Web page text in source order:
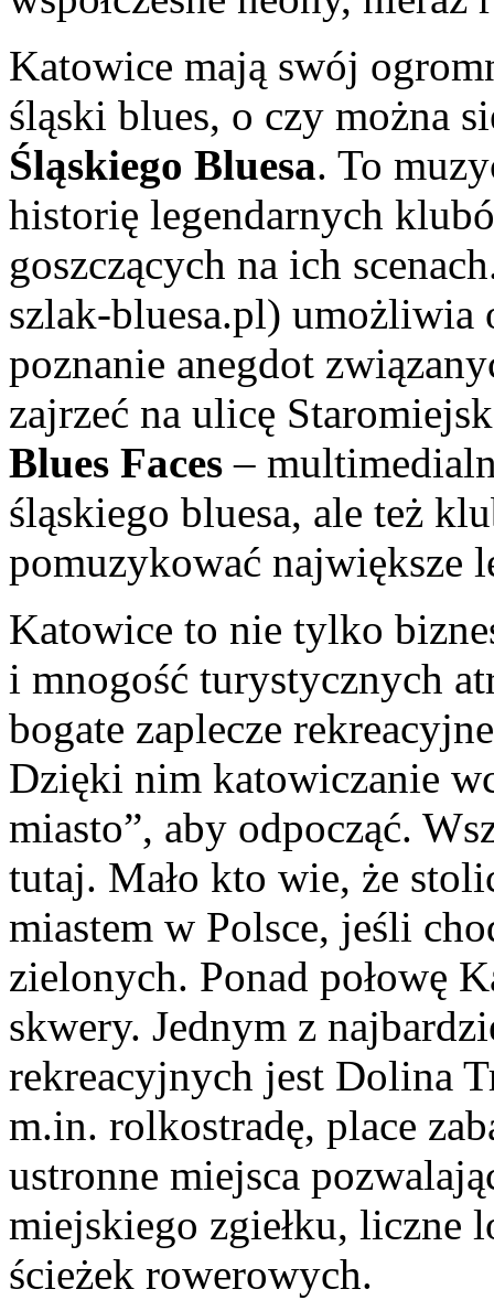
Katowice mają swój
śląski blues, o czy można
Śląskiego Bluesa. To
historię legendarnych
goszczących na ich
szlak-bluesa.pl) umożliwia
poznanie anegdot
zajrzeć na ulicę
Blues Faces–
śląskiego bluesa, ale też
pomuzykować największe
Katowice to nie tylko
i mnogość turystycznych
bogate zaplecze
Dzięki nim katowiczanie
miasto”, aby odpocząć.
tutaj. Mało kto wie, że
miastem w Polsce, jeśli
zielonych. Ponad połowę
skwery. Jednym z
rekreacyjnych jest Dolina
m.in. rolkostradę, place
ustronne miejsca
miejskiego zgiełku, liczne
ścieżek rowerowych.